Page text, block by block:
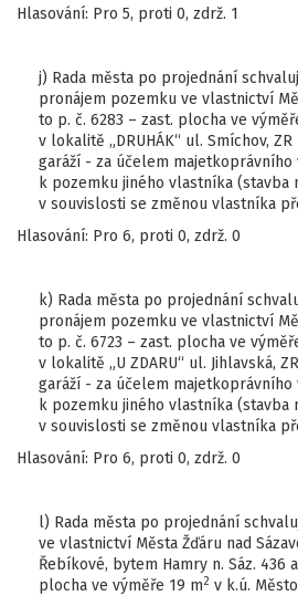
Hlasování: Pro 5, proti 0, zdrž. 1
j) Rada města po projednání
pronájem pozemku ve vlastnictví
to p. č. 6283 – zast. plocha ve
v lokalitě „DRUHÁK“ ul. Smíchov,
garáží - za účelem majetkoprávního
k pozemku jiného vlastníka (stavba
v souvislosti se změnou vlastníka
Hlasování: Pro 6, proti 0, zdrž. 0
k) Rada města po projednání
pronájem pozemku ve vlastnictví
to p. č. 6723 – zast. plocha ve
v lokalitě „U ZDARU“ ul. Jihlavská,
garáží - za účelem majetkoprávního
k pozemku jiného vlastníka (stavba
v souvislosti se změnou vlastníka
Hlasování: Pro 6, proti 0, zdrž. 0
l) Rada města po projednání
ve vlastnictví Města Žďáru nad
Řebíkové, bytem Hamry n. Sáz. 436
plocha ve výměře 19 m2 v k.ú.